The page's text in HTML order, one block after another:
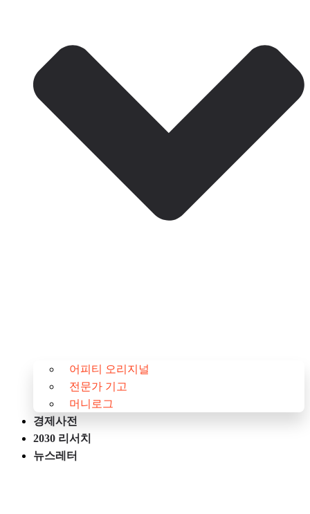
어피티 오리지널
전문가 기고
머니로그
경제사전
2030 리서치
뉴스레터